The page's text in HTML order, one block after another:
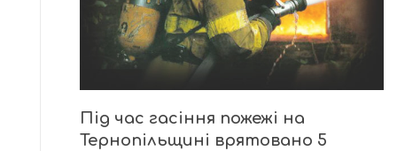
Під час гасіння пожежі на
Тернопільщині врятовано 5